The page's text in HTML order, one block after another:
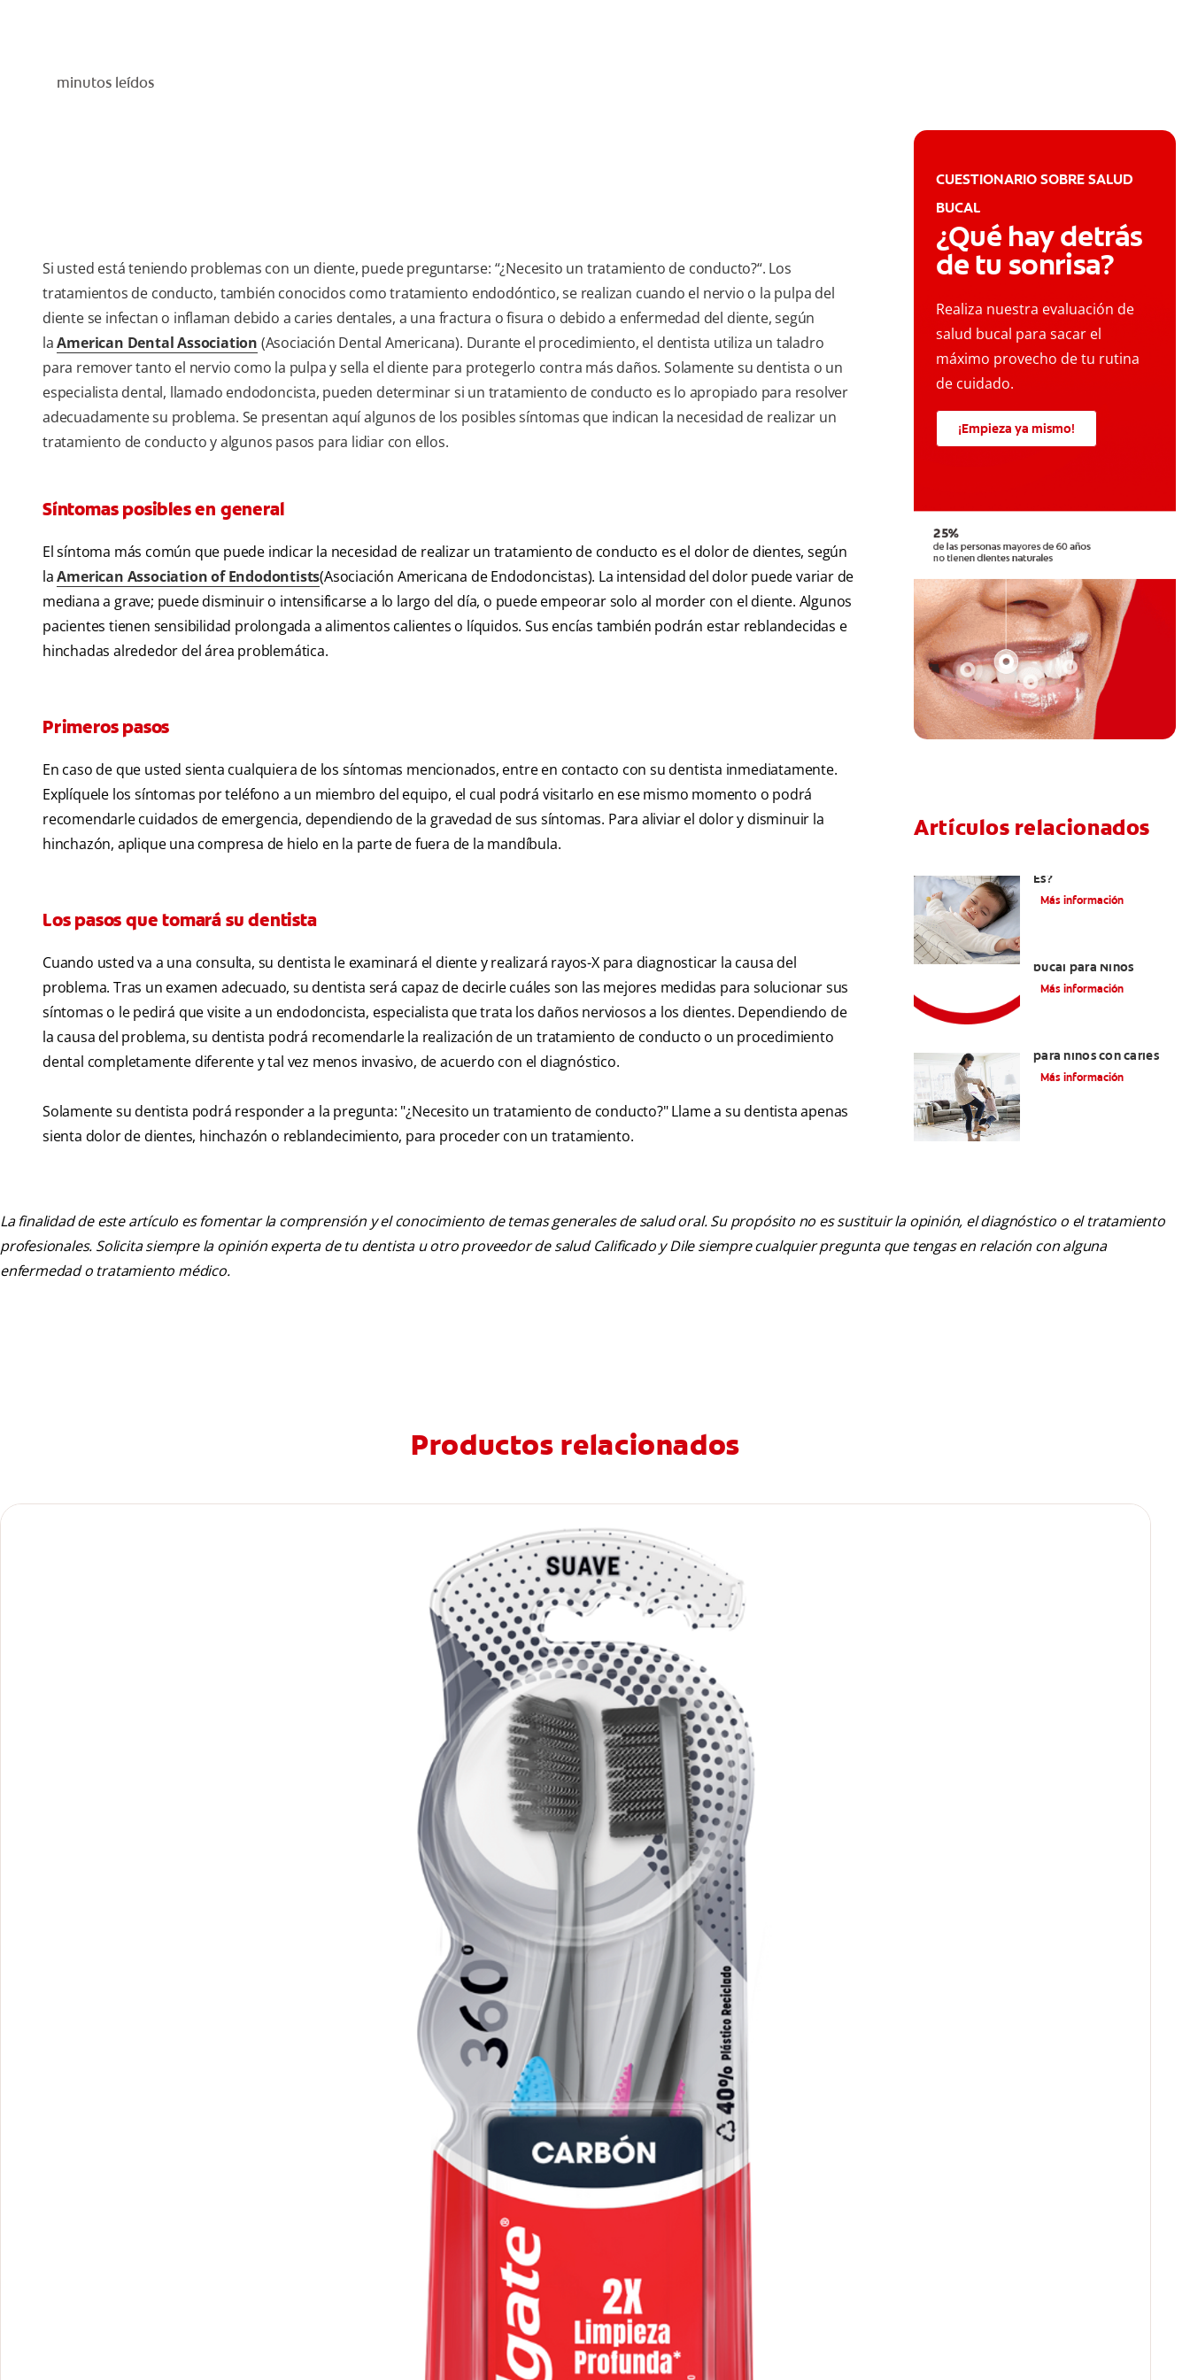
minutos leídos
Si usted está teniendo problemas con un diente, puede preguntarse: “¿Necesito un tratamiento de conducto?“. Los
tratamientos de conducto, también conocidos como tratamiento endodóntico, se realizan cuando el nervio o la pulpa del
diente se infectan o inflaman debido a caries dentales, a una fractura o fisura o debido a enfermedad del diente, según
laAmerican Dental Association (Asociación Dental Americana). Durante el procedimiento, el dentista utiliza un taladro
para remover tanto el nervio como la pulpa y sella el diente para protegerlo contra más daños. Solamente su dentista o un
especialista dental, llamado endodoncista, pueden determinar si un tratamiento de conducto es lo apropiado para resolver
adecuadamente su problema. Se presentan aquí algunos de los posibles síntomas que indican la necesidad de realizar un
tratamiento de conducto y algunos pasos para lidiar con ellos.
Síntomas posibles en general
El síntoma más común que puede indicar la necesidad de realizar un tratamiento de conducto es el dolor de dientes, según
laAmerican Association of Endodontists(Asociación Americana de Endodoncistas). La intensidad del dolor puede variar de
mediana a grave; puede disminuir o intensificarse a lo largo del día, o puede empeorar solo al morder con el diente. Algunos
pacientes tienen sensibilidad prolongada a alimentos calientes o líquidos. Sus encías también podrán estar reblandecidas e
hinchadas alrededor del área problemática.
Primeros pasos
En caso de que usted sienta cualquiera de los síntomas mencionados, entre en contacto con su dentista inmediatamente.
Explíquele los síntomas por teléfono a un miembro del equipo, el cual podrá visitarlo en ese mismo momento o podrá
recomendarle cuidados de emergencia, dependiendo de la gravedad de sus síntomas. Para aliviar el dolor y disminuir la
hinchazón, aplique una compresa de hielo en la parte de fuera de la mandíbula.
Los pasos que tomará su dentista
Cuando usted va a una consulta, su dentista le examinará el diente y realizará rayos-X para diagnosticar la causa del
problema. Tras un examen adecuado, su dentista será capaz de decirle cuáles son las mejores medidas para solucionar sus
síntomas o le pedirá que visite a un endodoncista, especialista que trata los daños nerviosos a los dientes. Dependiendo de
la causa del problema, su dentista podrá recomendarle la realización de un tratamiento de conducto o un procedimiento
dental completamente diferente y tal vez menos invasivo, de acuerdo con el diagnóstico.
Solamente su dentista podrá responder a la pregunta: "¿Necesito un tratamiento de conducto?" Llame a su dentista apenas
sienta dolor de dientes, hinchazón o reblandecimiento, para proceder con un tratamiento.
CUESTIONARIO SOBRE SALUD
BUCAL
¿Qué hay detrás
de tu sonrisa?
Realiza nuestra evaluación de
salud bucal para sacar el
máximo provecho de tu rutina
de cuidado.
¡Empieza ya mismo!
Artículos relacionados
Es?
Más información
bucal para Niños
Más información
para niños con caries
Más información
La finalidad de este artículo es fomentar la comprensión y el conocimiento de temas generales de salud oral. Su propósito no es sustituir la opinión, el diagnóstico o el tratamiento
profesionales. Solicita siempre la opinión experta de tu dentista u otro proveedor de salud Calificado y Dile siempre cualquier pregunta que tengas en relación con alguna
enfermedad o tratamiento médico.
Productos relacionados